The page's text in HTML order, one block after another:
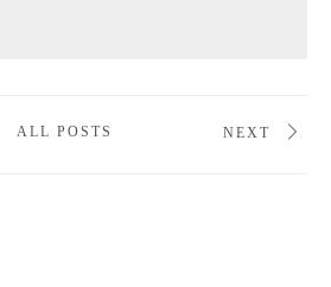
ALL POSTS NEXT